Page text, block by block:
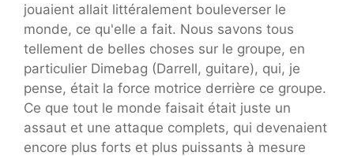
jouaient allait littéralement bouleverser le
monde, ce qu'elle a fait. Nous savons tous
tellement de belles choses sur le groupe, en
particulier Dimebag (Darrell, guitare), qui, je
pense, était la force motrice derrière ce groupe.
Ce que tout le monde faisait était juste un
assaut et une attaque complets, qui devenaient
encore plus forts et plus puissants à mesure